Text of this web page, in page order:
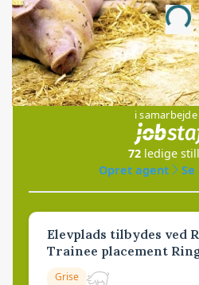
Loading...
i
72 ledige
Opret agent
Elevplads tilbydes ved
Trainee placement
Grise